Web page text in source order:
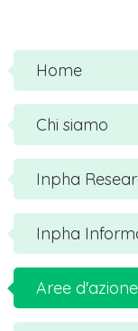
Home
Chi siamo
Inpha
Inpha
Aree d'azione